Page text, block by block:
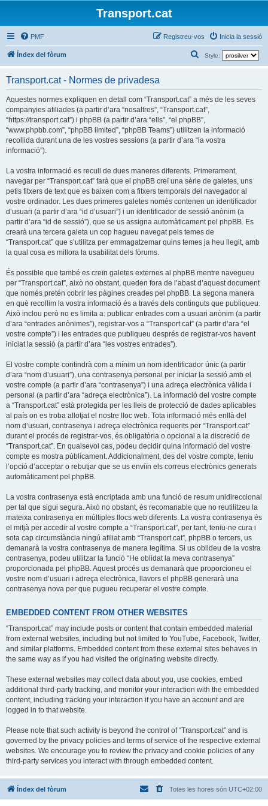
Transport.cat
PMF Inicia la sessió
Registreu-vos
Índex del fòrum Style:
e
c
a
Transport.cat - Normes de privadesa
Aquestes normes expliquen en detall com “Transport.cat” a més de les seves
companyies afiliades (a partir d’ara “nosaltres”, “Transport.cat”,
“https://transport.cat”) i phpBB (a partir d’ara “ells”, “el phpBB”,
“www.phpbb.com”, “phpBB limited”, “phpBB Teams”) utilitzen la informació
recollida durant una de les vostres sessions (a partir d’ara “la vostra
informació”).
La vostra informació es recull de dues maneres diferents. Primerament,
navegar per “Transport.cat” farà que el phpBB creï una sèrie de galetes, uns
petis fitxers de text que es baixen com a fitxers temporals del navegador al
vostre ordinador. Les dues primeres galetes només contenen un identificador
d’usuari (a partir d’ara “id d’usuari”) i un identificador de sessió anònim (a
partir d’ara “id de sessió”), que se us assigna automàticament pel phpBB. Es
crearà una tercera galeta un cop hagueu navegat pels temes de
“Transport.cat” que s’utilitza per emmagatzemar quins temes ja heu llegit, amb
la qual cosa es millora la usabilitat dels fòrums.
És possible que també es creïn galetes externes al phpBB mentre navegueu
per “Transport.cat”, això no obstant, queden fora de l’abast d’aquest document
que només pretén cobrir les pàgines creades pel phpBB. La segona manera
en què recollim la vostra informació és a través dels continguts que publiqueu.
Això inclou però no es limita a: publicar entrades com a usuari anònim (a partir
d’ara “entrades anònimes”), registrar-vos a “Transport.cat” (a partir d’ara “el
vostre compte”) i les entrades que publiqueu després de registrar-vos havent
iniciat la sessió (a partir d’ara “les vostres entrades”).
El vostre compte contindrà com a mínim un nom identificador únic (a partir
d’ara “nom d’usuari”), una contrasenya personal per iniciar la sessió amb el
vostre compte (a partir d’ara “contrasenya”) i una adreça electrònica vàlida i
personal (a partir d’ara “adreça electrònica”). La informació del vostre compte
a “Transport.cat” està protegida per les lleis de protecció de dades aplicables
al país on es troba allotjat el nostre lloc web. Tota informació més enllà del
nom d’usuari, contrasenya i adreça electrònica requerits per “Transport.cat”
durant el procés de registrar-vos, és obligatòria o opcional a la discreció de
“Transport.cat”. En qualsevol cas, podeu decidir quina informació del vostre
compte es mostra públicament. Addicionalment, des del vostre compte, teniu
l’opció d’acceptar o rebutjar que se us enviïn els correus electrònics generats
automàticament pel phpBB.
La vostra contrasenya està encriptada amb una funció de resum unidireccional
per tal que sigui segura. Això no obstant, és recomanable que no reutilitzeu la
mateixa contrasenya en múltiples llocs web diferents. La vostra contrasenya és
el mitjà per accedir al vostre compte a “Transport.cat”, per tant, teniu-ne cura i
sota cap circumstància ningú afiliat amb “Transport.cat”, phpBB o tercers, us
demanarà la vostra contrasenya de manera legítima. Si us oblideu de la vostra
contrasenya, podeu utilitzar la funció “He oblidat la meva contrasenya”
proporcionada pel phpBB. Aquest procés us demanarà que proporcioneu el
vostre nom d’usuari i adreça electrònica, llavors el phpBB generarà una
contrasenya nova per que pugueu recuperar el vostre compte.
EMBEDDED CONTENT FROM OTHER WEBSITES
“Transport.cat” may include posts or content that contain embedded material
from external websites, including but not limited to YouTube, Facebook, Twitter,
and similar platforms. Embedded content from these external sites behaves in
the same way as if you had visited the originating website directly.
These external websites may collect data about you, use cookies, embed
additional third-party tracking, and monitor your interaction with the embedded
content, including tracking your interaction if you have an account and are
logged in to that website.
Please note that such activity is beyond the control of “Transport.cat” and is
governed by the privacy policies and terms of service of the respective external
websites. We encourage you to review the privacy and cookie policies of any
third-party services you interact with through embedded content.
Índex del fòrum Totes les hores són UTC+02:00